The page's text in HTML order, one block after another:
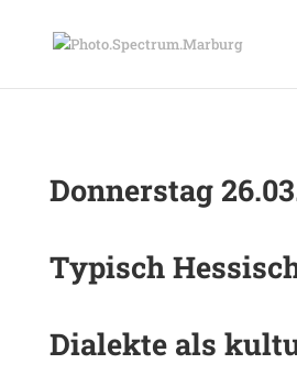
Donnerstag
Typisch
Dialekte als